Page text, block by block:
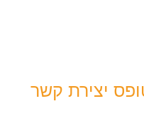
יצירת קשר